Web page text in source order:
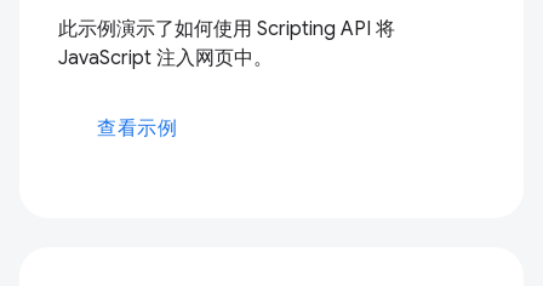
此示例演示了如何使用 Scripting API 将
JavaScript 注入网页中。
查看示例